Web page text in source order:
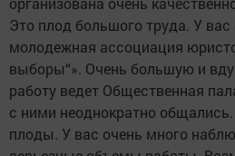
Это плод большого труда. У
молодежная ассоциация
выборы“». Очень большую и
работу ведет Общественная
с ними неоднократно
плоды. У вас очень много